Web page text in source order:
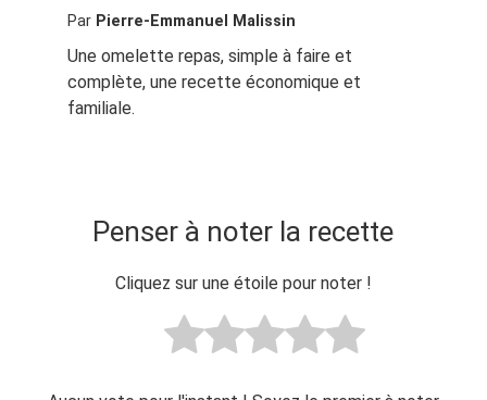
Par Pierre-Emmanuel Malissin
Une omelette repas, simple à faire et
complète, une recette économique et
familiale.
Penser à noter la recette
Cliquez sur une étoile pour noter !